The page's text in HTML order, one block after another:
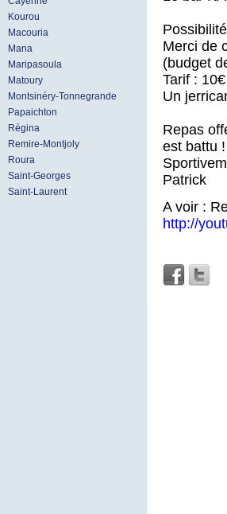
Kourou
Macouria
Mana
Maripasoula
Matoury
Montsinéry-Tonnegrande
Papaichton
Régina
Remire-Montjoly
Roura
Saint-Georges
Saint-Laurent
Merci de
(budget
Tarif :
Un
Repas
est battu !
Patrick
A voir :
http://